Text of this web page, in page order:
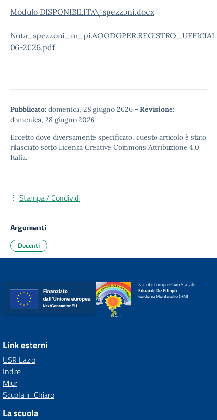
Modulo DISPONIBILITA\' spezzoni.docx
06-2026.pdf
Pubblicato: domenica, 28 giugno 2026 - Revisione:
domenica, 28 giugno 2026
Eccetto dove diversamente specificato, questo articolo è stato
rilasciato sotto Licenza Creative Commons Attribuzione 4.0
Italia.
Stampa / Condividi
Argomenti
Docenti
Istituto Comprensivo Statale
Eduardo De Filippo
Guidonia Montecelio (RM)
Link esterni
USR Lazio
Indire
Miur
Scuola in Chiaro
La scuola